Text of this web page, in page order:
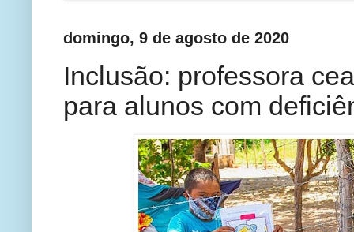
domingo, 9 de agosto de 2020
Inclusão: professora
para alunos com